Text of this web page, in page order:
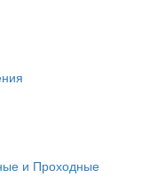
и Проходные